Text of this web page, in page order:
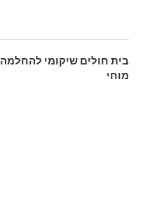
בית חולים שיקומי
מוחי